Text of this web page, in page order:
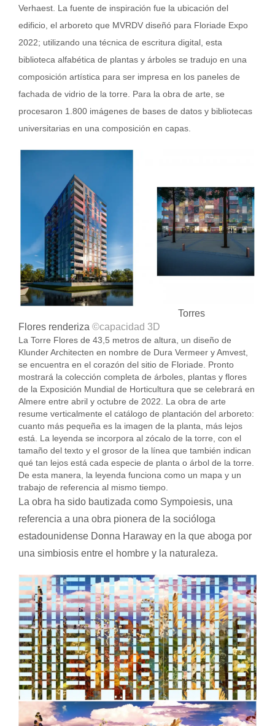
Verhaest. La fuente de inspiración fue la ubicación del
edificio, el arboreto que MVRDV diseñó para Floriade Expo
2022; utilizando una técnica de escritura digital, esta
biblioteca alfabética de plantas y árboles se tradujo en una
composición artística para ser impresa en los paneles de
fachada de vidrio de la torre. Para la obra de arte, se
procesaron 1.800 imágenes de bases de datos y bibliotecas
universitarias en una composición en capas.
Torres
Flores renderiza ©capacidad 3D
La Torre Flores de 43,5 metros de altura, un diseño de
Klunder Architecten en nombre de Dura Vermeer y Amvest,
se encuentra en el corazón del sitio de Floriade. Pronto
mostrará la colección completa de árboles, plantas y flores
de la Exposición Mundial de Horticultura que se celebrará en
Almere entre abril y octubre de 2022. La obra de arte
resume verticalmente el catálogo de plantación del arboreto:
cuanto más pequeña es la imagen de la planta, más lejos
está. La leyenda se incorpora al zócalo de la torre, con el
tamaño del texto y el grosor de la línea que también indican
qué tan lejos está cada especie de planta o árbol de la torre.
De esta manera, la leyenda funciona como un mapa y un
trabajo de referencia al mismo tiempo.
La obra ha sido bautizada como Sympoiesis, una
referencia a una obra pionera de la socióloga
estadounidense Donna Haraway en la que aboga por
una simbiosis entre el hombre y la naturaleza.